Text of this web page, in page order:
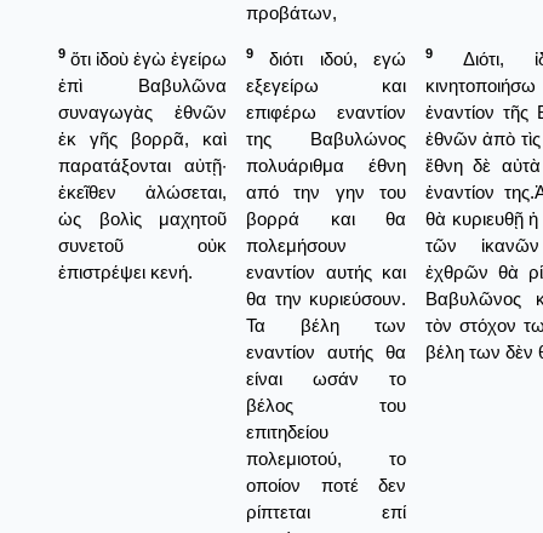
προβάτων,
9 ὅτι ἰδοὺ ἐγὼ ἐγείρω
ἐπὶ Βαβυλῶνα
συναγωγὰς ἐθνῶν
ἐκ γῆς βορρᾶ, καὶ
παρατάξονται αὐτῇ·
ἐκεῖθεν ἁλώσεται,
ὡς βολὶς μαχητοῦ
συνετοῦ οὐκ
ἐπιστρέψει κενή.
9
διότι ιδού, εγώ
εξεγείρω και
επιφέρω εναντίον
της Βαβυλώνος
πολυάριθμα έθνη
από την γην του
βορρά και θα
πολεμήσουν
εναντίον αυτής και
θα την κυριεύσουν.
Τα βέλη των
εναντίον αυτής θα
είναι ωσάν το
βέλος του
επιτηδείου
πολεμιοτού, το
οποίον ποτέ δεν
ρίπτεται επί
9
Διότι,
ἐναντίον
ἐθνῶν ἀπὸ
ἔθνη δὲ
ἐναντίον
θὰ κυριευθῇ
τῶν
ἐχθρῶν θὰ
Βαβυλῶνος
τὸν στόχον
βέλη των δὲν